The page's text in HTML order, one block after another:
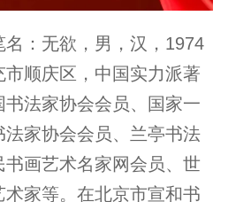
：无欲，男，汉，1974
顺庆区，中国实力派著
法家协会会员、国家一
家协会会员、兰亭书法
书画艺术名家网会员、世
家等。在北京市宣和书